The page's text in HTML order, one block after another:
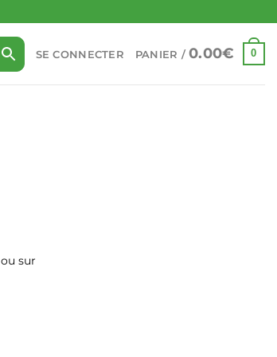
SE CONNECTER PANIER /0.00€ 0
ou sur